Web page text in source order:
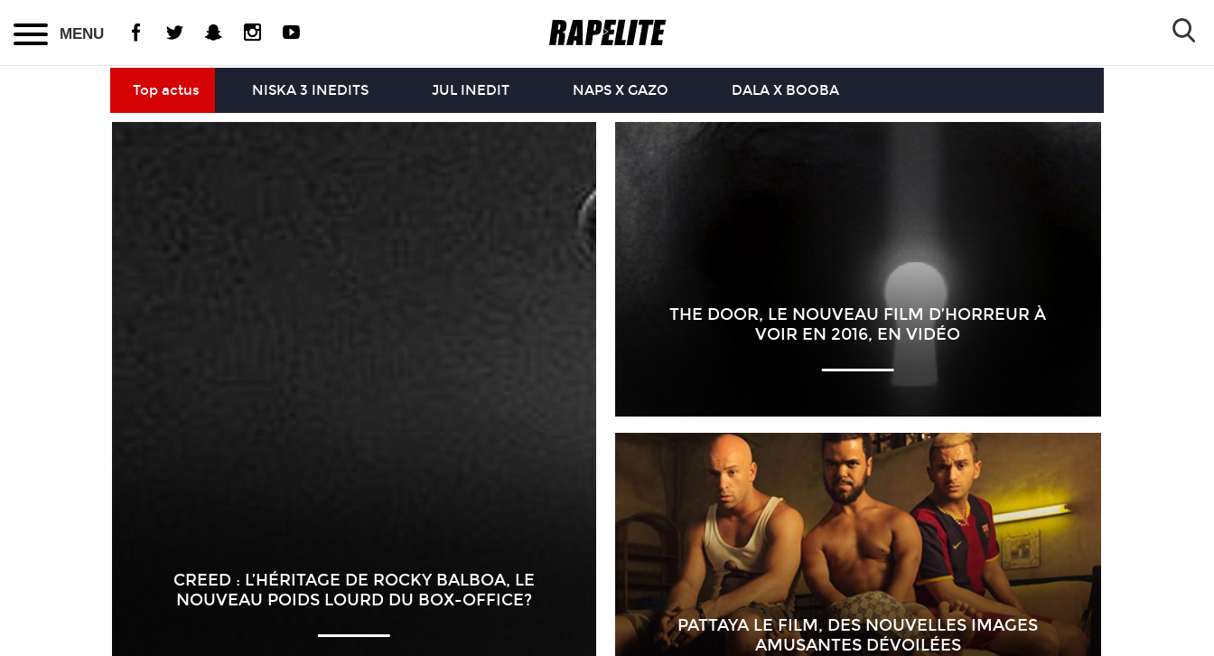
MENU
Top actus NISKA 3 INEDITS JUL INEDIT NAPS X GAZO DALA X BOOBA
CREED : L’HÉRITAGE DE ROCKY BALBOA, LE
NOUVEAU POIDS LOURD DU BOX-OFFICE?
THE DOOR, LE NOUVEAU FILM D’HORREUR À
VOIR EN 2016, EN VIDÉO
PATTAYA LE FILM, DES NOUVELLES IMAGES
AMUSANTES DÉVOILÉES